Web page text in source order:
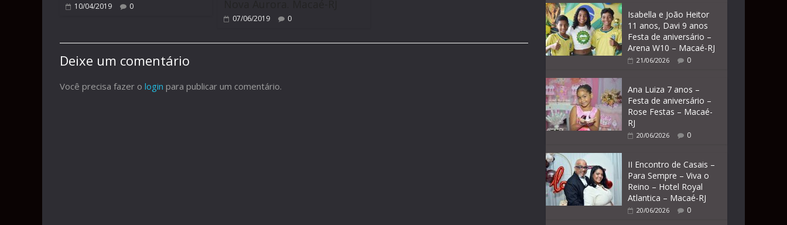
10/04/2019 0
07/06/2019 0
Deixe um comentário
Você precisa fazer o login para publicar um comentário.
Isabella e João Heitor
11 anos, Davi 9 anos
Festa de aniversário –
Arena W10 – Macaé-RJ
21/06/2026 0
Ana Luiza 7 anos –
Festa de aniversário –
Rose Festas – Macaé-
RJ
20/06/2026 0
II Encontro de Casais –
Para Sempre – Viva o
Reino – Hotel Royal
Atlantica – Macaé-RJ
20/06/2026 0